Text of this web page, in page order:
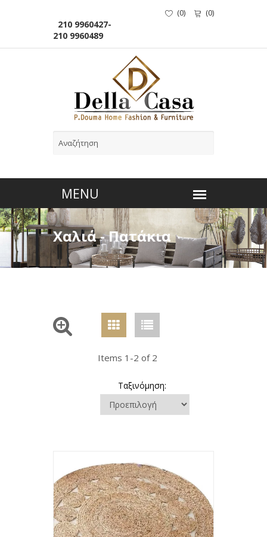
210 9960427-
210 9960489
(0) (0)
Χαλιά - Πατάκια
Items 1-2 of 2
Ταξινόμηση: